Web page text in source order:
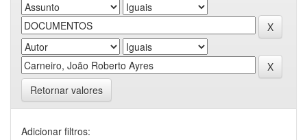
Retornar valores
Adicionar filtros: